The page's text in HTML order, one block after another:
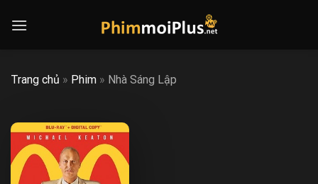
Trang chủ » Phim » Nhà Sáng Lập